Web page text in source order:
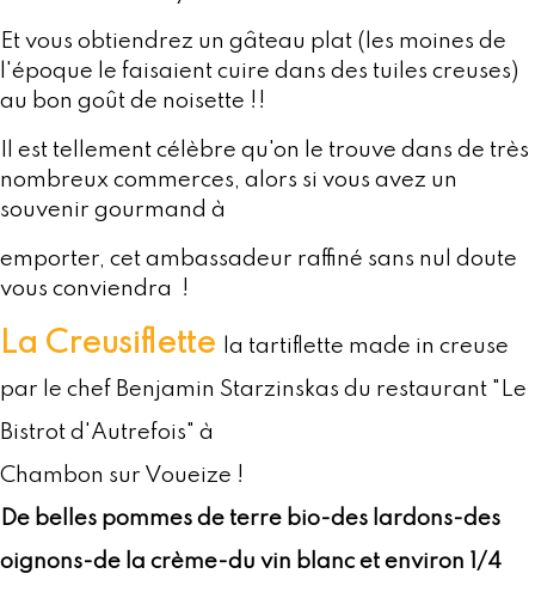
Et vous obtiendrez un gâteau plat (les moines de
l'époque le faisaient cuire dans des tuiles creuses)
au bon goût de noisette !!
Il est tellement célèbre qu'on le trouve dans de très
nombreux commerces, alors si vous avez un
souvenir gourmand à
emporter, cet ambassadeur raffiné sans nul doute
vous conviendra !
La Creusiflette
la tartiflette made in creuse
par le chef Benjamin Starzinskas du restaurant "Le
Bistrot d'Autrefois" à
Chambon sur Voueize !
De belles pommes de terre bio-des lardons-des
oignons-de la crème-du vin blanc et environ 1/4